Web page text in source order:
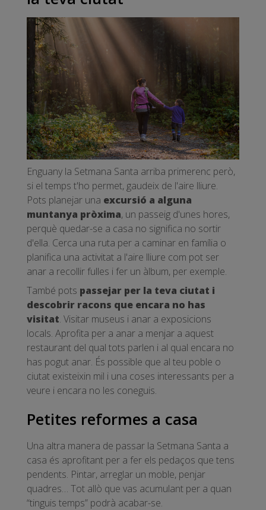
Enguany la Setmana Santa arriba primerenc però,
si el temps t'ho permet, gaudeix de l'aire lliure.
Pots planejar una excursió a alguna
muntanya pròxima, un passeig d'unes hores,
perquè quedar-se a casa no significa no sortir
d'ella. Cerca una ruta per a caminar en família o
planifica una activitat a l'aire lliure com pot ser
anar a recollir fulles i fer un àlbum, per exemple.
També pots passejar per la teva ciutat i
descobrir racons que encara no has
visitat. Visitar museus i anar a exposicions
locals. Aprofita per a anar a menjar a aquest
restaurant del qual tots parlen i al qual encara no
has pogut anar. És possible que al teu poble o
ciutat existeixin mil i una coses interessants per a
veure i encara no les coneguis.
Petites reformes a casa
Una altra manera de passar la Setmana Santa a
casa és aprofitant per a fer els pedaços que tens
pendents. Pintar, arreglar un moble, penjar
quadres… Tot allò que vas acumulant per a quan
“tinguis temps” podrà acabar-se.